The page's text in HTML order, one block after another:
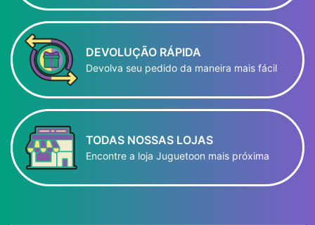
DEVOLUÇÃO RÁPIDA
Devolva seu pedido da maneira mais fácil
TODAS NOSSAS LOJAS
Encontre a loja Juguetoon mais próxima